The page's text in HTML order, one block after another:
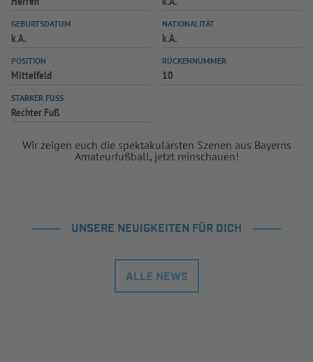
SPIELPLUS
GEBURTSDATUM
k.A.
NATIONALITÄT
k.A.
POSITION
Mittelfeld
RÜCKENNUMMER
10
STARKER FUSS
Rechter Fuß
Wir zeigen euch die spektakulärsten Szenen aus Bayerns
Amateurfußball, jetzt reinschauen!
UNSERE NEUIGKEITEN FÜR DICH
ALLE NEWS